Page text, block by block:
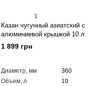
1
Казан чугунный азиатский с
алюминиевой крышкой 10 л
1 899 грн
Диаметр, мм
360
Объем, л
10